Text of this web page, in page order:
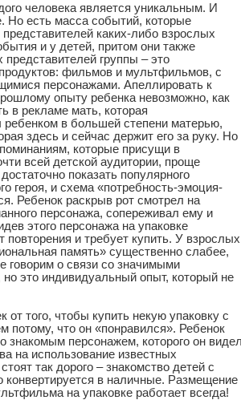
человека является уникальным. И
Но есть масса событий, которые
каких-либо взрослых
и у детей, притом они также
группы – это
фильмов и мультфильмов, с
персонажами. Апеллировать к
опыту ребенка невозможно, как
в рекламе мать, которая
в большей степени матерью,
здесь и сейчас держит его за руку. Но
которые присущи в
всей детской аудитории, проще
показать популярного
героя, и схема «потребность-эмоция-
Ребенок раскрыв рот смотрел на
персонажа, сопереживал ему и
этого персонажа на упаковке
повторения и требует купить. У взрослых
память» существенно слабее,
говорим о связи со значимыми
это индивидуальный опыт, который не
от того, чтобы купить некую упаковку с
потому, что он «понравился». Ребенок
знакомым персонажем, которого он
на использование известных
так дорого – знакомство детей с
конвертируется в наличные. Размещение
на упаковке работает всегда!